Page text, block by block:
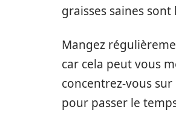
graisses saines sont
Mangez
car cela peut vous
concentrez-vous
pour passer le